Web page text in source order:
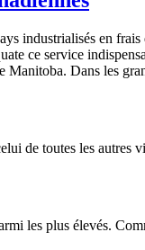
industrialisés en
ce service
Dans les
de toutes les
les plus élevés.